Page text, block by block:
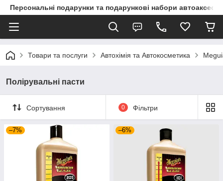
Персональні подарунки та подарункові набори
Товари та послуги Автохімія та Автокосметика
Полірувальні пасти
Сортування 0 Фільтри
–7% –6%